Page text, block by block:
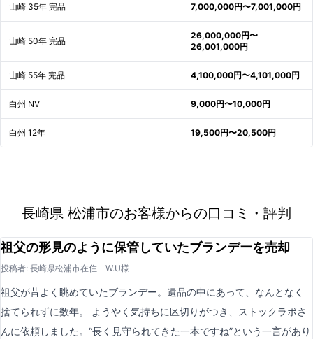
山崎 35年 完品 7,000,000円〜7,001,000円
山崎 50年 完品
26,000,000円〜
26,001,000円
山崎 55年 完品 4,100,000円〜4,101,000円
白州 NV 9,000円〜10,000円
白州 12年 19,500円〜20,500円
長崎県 松浦市のお客様からの口コミ・評判
祖父の形見のように保管していたブランデーを売却
投稿者: 長崎県松浦市在住 W.U様
祖父が昔よく眺めていたブランデー。遺品の中にあって、なんとなく
捨てられずに数年。 ようやく気持ちに区切りがつき、ストックラボさ
んに依頼しました。“長く見守られてきた一本ですね”という一言があり